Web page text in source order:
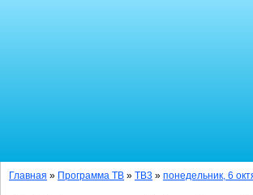
Главная » Программа ТВ » ТВ3 » понедельник, 6